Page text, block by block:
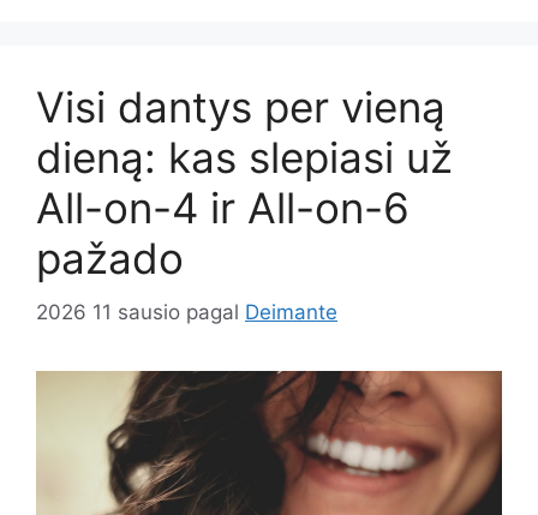
Visi dantys per vieną
dieną: kas slepiasi už
All-on-4 ir All-on-6
pažado
2026 11 sausio pagal Deimante